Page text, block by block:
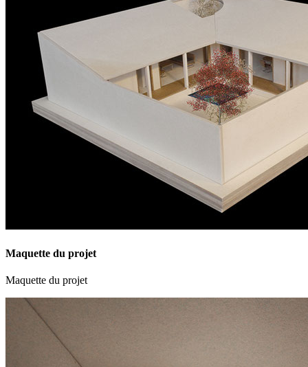
Maquette du projet
Maquette du projet